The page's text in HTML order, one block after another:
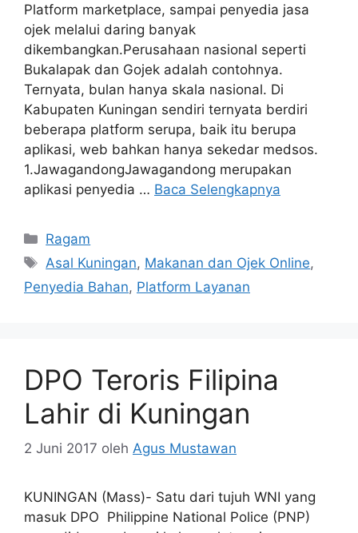
Platform marketplace, sampai penyedia jasa
ojek melalui daring banyak
dikembangkan.Perusahaan nasional seperti
Bukalapak dan Gojek adalah contohnya.
Ternyata, bulan hanya skala nasional. Di
Kabupaten Kuningan sendiri ternyata berdiri
beberapa platform serupa, baik itu berupa
aplikasi, web bahkan hanya sekedar medsos.
1.JawagandongJawagandong merupakan
aplikasi penyedia … Baca Selengkapnya
Kategori
Ragam
Tag
Asal Kuningan, Makanan dan Ojek Online,
Penyedia Bahan, Platform Layanan
DPO Teroris Filipina
Lahir di Kuningan
2 Juni 2017 oleh Agus Mustawan
KUNINGAN (Mass)- Satu dari tujuh WNI yang
masuk DPO Philippine National Police (PNP)